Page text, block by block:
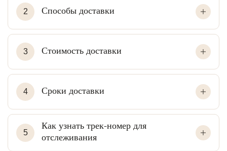
2 Способы доставки
3 Стоимость доставки
4 Сроки доставки
5
Как узнать трек-номер для
отслеживания